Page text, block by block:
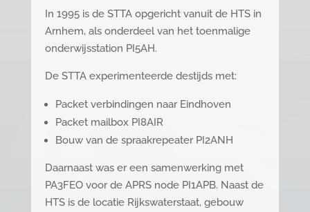
In 1995 is de STTA opgericht vanuit de HTS in
Arnhem, als onderdeel van het toenmalige
onderwijsstation PI5AH.
De STTA experimenteerde destijds met:
Packet verbindingen naar Eindhoven
Packet mailbox PI8AIR
Bouw van de spraakrepeater PI2ANH
Daarnaast was er een samenwerking met
PA3FEO voor de APRS node PI1APB. Naast de
HTS is de locatie Rijkswaterstaat, gebouw